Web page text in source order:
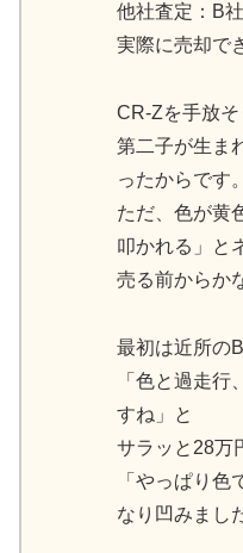
他社査定：B
実際に売却で
CR-Zを手放そ
第二子が生ま
ったからです。
ただ、色が黄
叩かれる」と
売る前からか
最初は近所の
「色と過走
すね」と
サラッと28万
「やっぱり
なり凹みまし